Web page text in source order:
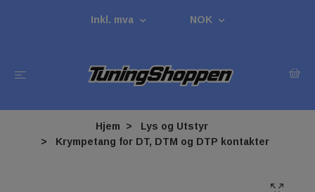
Inkl. mva NOK
Hjem
Lys og Utstyr
Krympetang for DT, DTM og DTP kontakter